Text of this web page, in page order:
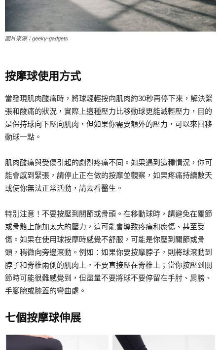
圖片來源：geeky-gadgets
按摩球使用方式
當發現肌肉酸痛時，將球輕輕按向肌肉約30秒再停下來，解決緊
張和酸痛的狀況，實際上這種壓力比移動球更能減輕壓力，目的
是保持球向下壓向肌肉，但如果你需要額外的壓力，可以來回移
動球一點。
肌肉酸痛與受傷引起的劇烈疼痛不同。如果遇到這種情況，你可
能會感到緊張，請停止正在做的按摩並觀察，如果疼痛持續數天
或使你無法正常活動，請去看醫生。
特別注意！不要按壓到關節或骨頭。在移動球時，請避免在關節
或骨骼上施加太大的壓力，這可能會導致疼痛和瘀傷、甚至受
傷。如果在使用球按摩時感覺不舒服，可能是你壓到關節或骨
頭，稍微向旁邊滾動。例如：如果你要按摩脖子，則將球滾動到
脖子和脊椎兩側的肌肉上，不要直接壓在脊椎上；當你按壓到關
節時可能很難感覺到，但盡量不要將球不要停留在手肘、肩膀、
手腳腕或膝蓋的彎曲處。
七個按摩球伸展